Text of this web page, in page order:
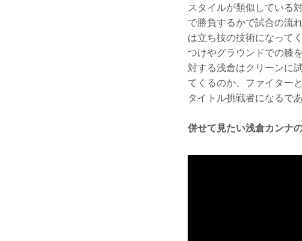
スタイルが類似している
で勝負するかで試合の流
は立ち技の技術になって
つけやグラウンドでの膝
対する浅倉はクリーンに
てくるのか、ファイター
タイトル挑戦者になるで
併せて見たい浅倉カンナ